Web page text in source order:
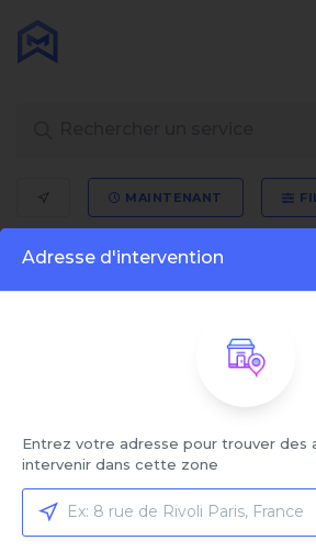
Adresse d'intervention
Entrez votre adresse pour trouver des
intervenir dans cette zone
MAINTENANT
Service sélectionné
Fourniture et pose